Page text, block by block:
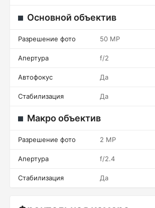
Основной объектив
Разрешение фото 50 MP
Апертура f/2
Автофокус Да
Стабилизация Да
Макро объектив
Разрешение фото 2 MP
Апертура f/2.4
Стабилизация Да